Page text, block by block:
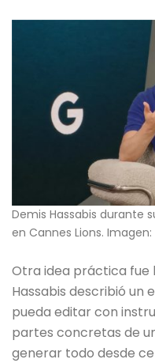
Demis Hassabis durante
en Cannes Lions.
Otra idea práctica fue
Hassabis describió un
pueda editar con
partes concretas de
generar todo desde